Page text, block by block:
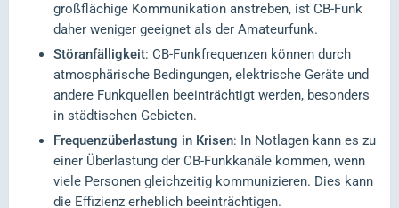
großflächige Kommunikation anstreben, ist CB-Funk
daher weniger geeignet als der Amateurfunk.
Störanfälligkeit: CB-Funkfrequenzen können durch
atmosphärische Bedingungen, elektrische Geräte und
andere Funkquellen beeinträchtigt werden, besonders
in städtischen Gebieten.
Frequenzüberlastung in Krisen: In Notlagen kann es zu
einer Überlastung der CB-Funkkanäle kommen, wenn
viele Personen gleichzeitig kommunizieren. Dies kann
die Effizienz erheblich beeinträchtigen.